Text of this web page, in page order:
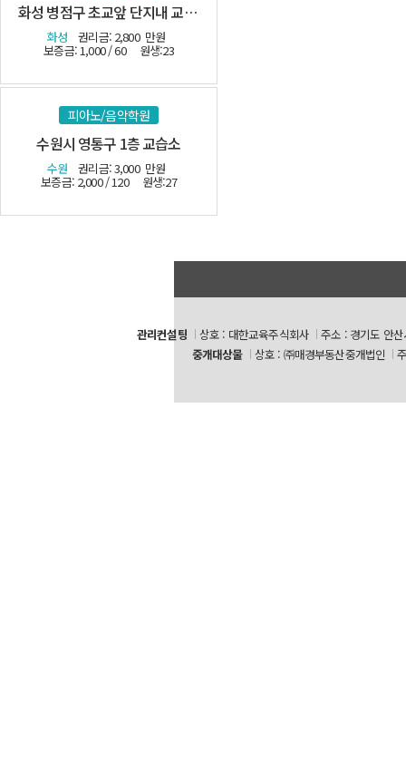
화성 병점구 초교앞 단지내 교습소-(시설최상)
화성 권리금: 2,800 만원
보증금: 1,000 / 60 원생:23
피아노/음악학원
수원시 영통구 1층 교습소
수원 권리금: 3,000 만원
보증금: 2,000 / 120 원생:27
관리컨설팅 상호 : 대한교육주식회사
주소 : 경기도 안
중개대상물
상호 : ㈜매경부동산중개법인